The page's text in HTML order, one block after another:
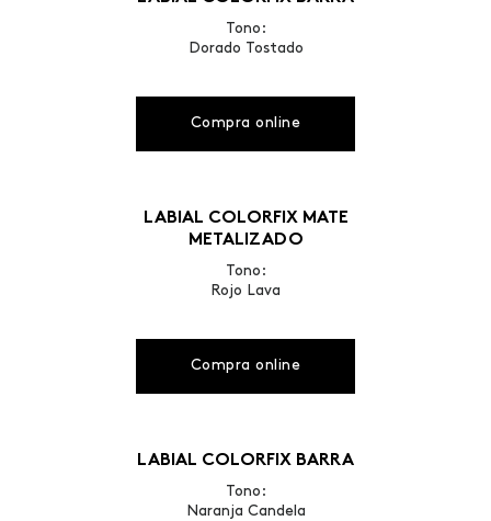
Tono:
Dorado Tostado
Compra online
LABIAL COLORFIX MATE
METALIZADO
Tono:
Rojo Lava
Compra online
LABIAL COLORFIX BARRA
Tono:
Naranja Candela